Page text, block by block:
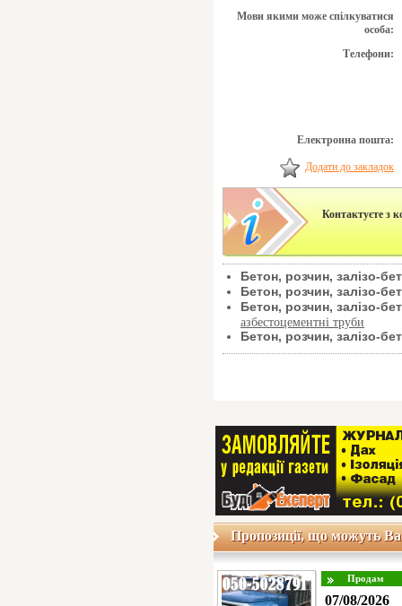
Мови якими може спілкуватися
особа:
Телефони:
Електронна пошта:
Додати до закладок
Контактуєте з
Бетон, розчин, залізо-
Бетон, розчин, залізо-
Бетон, розчин, залізо-
азбестоцементні труби
Бетон, розчин, залізо-
Пропозиції, що можуть
07/08/2026